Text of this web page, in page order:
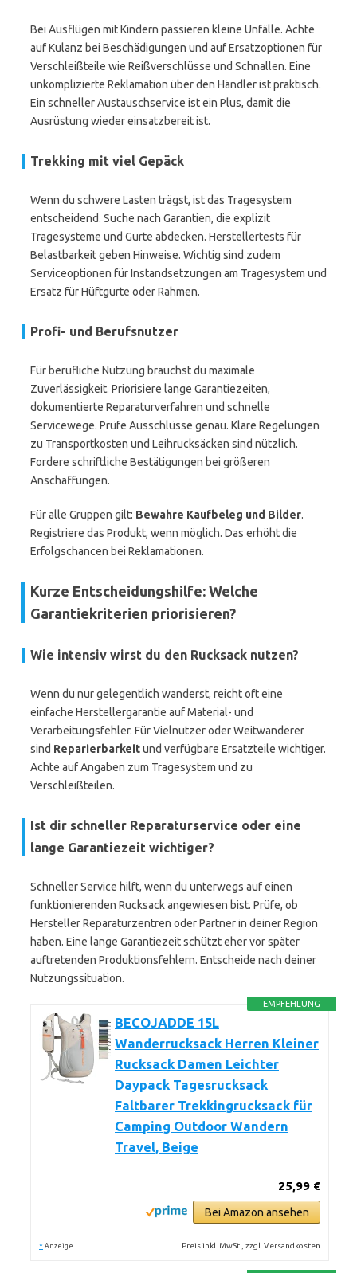
Bei Ausflügen mit Kindern passieren kleine Unfälle. Achte
auf Kulanz bei Beschädigungen und auf Ersatzoptionen für
Verschleißteile wie Reißverschlüsse und Schnallen. Eine
unkomplizierte Reklamation über den Händler ist praktisch.
Ein schneller Austauschservice ist ein Plus, damit die
Ausrüstung wieder einsatzbereit ist.
Trekking mit viel Gepäck
Wenn du schwere Lasten trägst, ist das Tragesystem
entscheidend. Suche nach Garantien, die explizit
Tragesysteme und Gurte abdecken. Herstellertests für
Belastbarkeit geben Hinweise. Wichtig sind zudem
Serviceoptionen für Instandsetzungen am Tragesystem und
Ersatz für Hüftgurte oder Rahmen.
Profi- und Berufsnutzer
Für berufliche Nutzung brauchst du maximale
Zuverlässigkeit. Priorisiere lange Garantiezeiten,
dokumentierte Reparaturverfahren und schnelle
Servicewege. Prüfe Ausschlüsse genau. Klare Regelungen
zu Transportkosten und Leihrucksäcken sind nützlich.
Fordere schriftliche Bestätigungen bei größeren
Anschaffungen.
Für alle Gruppen gilt: Bewahre Kaufbeleg und Bilder.
Registriere das Produkt, wenn möglich. Das erhöht die
Erfolgschancen bei Reklamationen.
Kurze Entscheidungshilfe: Welche
Garantiekriterien priorisieren?
Wie intensiv wirst du den Rucksack nutzen?
Wenn du nur gelegentlich wanderst, reicht oft eine
einfache Herstellergarantie auf Material- und
Verarbeitungsfehler. Für Vielnutzer oder Weitwanderer
sind Reparierbarkeitund verfügbare Ersatzteile wichtiger.
Achte auf Angaben zum Tragesystem und zu
Verschleißteilen.
Ist dir schneller Reparaturservice oder eine
lange Garantiezeit wichtiger?
Schneller Service hilft, wenn du unterwegs auf einen
funktionierenden Rucksack angewiesen bist. Prüfe, ob
Hersteller Reparaturzentren oder Partner in deiner Region
haben. Eine lange Garantiezeit schützt eher vor später
auftretenden Produktionsfehlern. Entscheide nach deiner
Nutzungssituation.
EMPFEHLUNG
BECOJADDE 15L
Wanderrucksack Herren Kleiner
Rucksack Damen Leichter
Daypack Tagesrucksack
Faltbarer Trekkingrucksack für
Camping Outdoor Wandern
Travel, Beige
25,99 €
Bei Amazon ansehen
* Anzeige Preis inkl. MwSt., zzgl. Versandkosten